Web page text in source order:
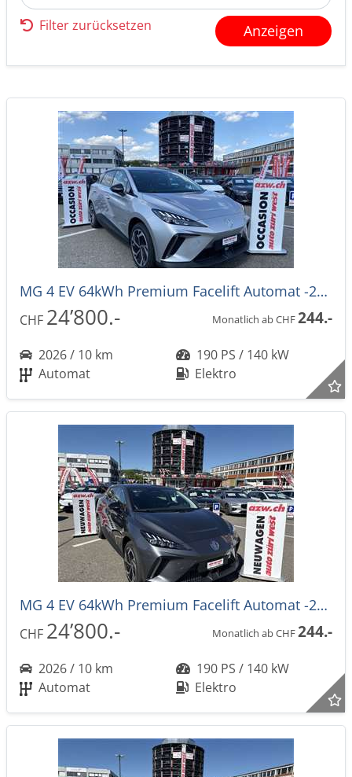
Filter zurücksetzen Anzeigen
MG 4 EV 64kWh Premium Facelift Automat -27%
CHF 24’800.- Monatlich ab CHF244.-
2026 / 10 km
190 PS / 140 kW
Automat
Elektro
MG 4 EV 64kWh Premium Facelift Automat -27%
CHF 24’800.- Monatlich ab CHF244.-
2026 / 10 km
190 PS / 140 kW
Automat
Elektro